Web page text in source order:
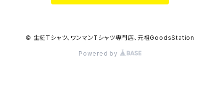
思い出とプレゼント
ヒロイックニューシネマ
Milky✳︎Sphene
© 生誕Tシャツ、ワンマンTシャツ専門店、元祖GoodsStation
Powered by